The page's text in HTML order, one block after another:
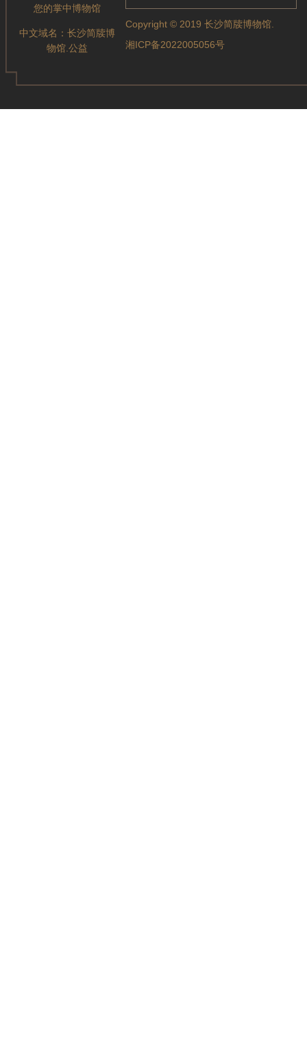
您的掌中博物馆
中文域名： 长沙简牍博
物馆.公益
Copyright © 2019 长沙简牍博物馆.
湘ICP备2022005056号